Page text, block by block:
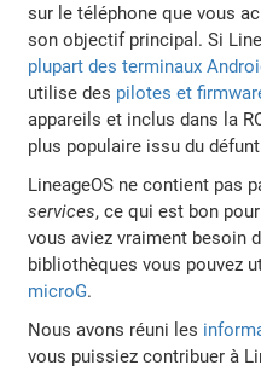
sur le téléphone que vous
son objectif principal. Si
plupart des terminaux
utilise des pilotes et
appareils et inclus dans la
plus populaire issu du
LineageOS ne contient pas
services, ce qui est bon
vous aviez vraiment besoin
bibliothèques vous pouvez
microG.
Nous avons réuni les
vous puissiez contribuer à